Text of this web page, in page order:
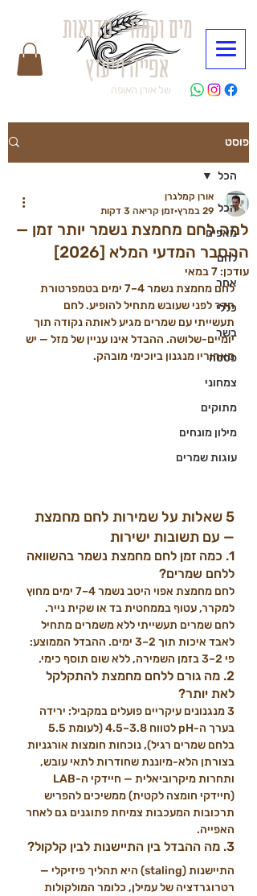
מים וקמח - סדנאות
אפייה וייעוץ
של אורן האופה
פוסט
הכל
מאפים
לחם
אחר
כללי
בשר
פסטה
צמחוני
מתוקים
מילון מונחים
עוגות שמרים
הכל
למה לחם מחמצת נשמר יותר זמן —
ההסבר המדעי המלא [2026]
אורן קמלגרן
29 במרץ
זמן קריאה 3 דקות
עודכן:7 במאי
לחם מחמצת נשמר 4–7 ימים בטמפרטורת
חדר לפני שעובש מתחיל להופיע. לחם
תעשייתי עם שמרים מגיע לאותה נקודה תוך
יומיים-שלושה. ההבדל אינו עניין של מזל — יש
מאחוריו מנגנון ביוכימי מובהק.
5 שאלות על שמירות לחם מחמצת
— עם תשובות ישירות
1. כמה זמן לחם מחמצת נשמר בהשוואה
ללחם שמרים?
לחם מחמצת אפוי היטב נשמר 4–7 ימים מחוץ
למקרר, עטוף בממחטית בד או שקית נייר.
לחם שמרים תעשייתי ללא משמרים מתחיל
לאבד איכות תוך 2–3 ימים. ההבדל הממוצע:
פי 2–3 בזמן השמירה, ללא שום תוסף כימי.
2. מה גורם ללחם מחמצת להתקלקל
לאת יותר?
3 מנגנונים עיקריים פועלים במקביל: ירידה
בלחם שמרים רגיל), נוכחות חומצות אורגניות
בצורתן הלא-מיוננת שחודרות לתאי עובש,
(חיידקי חומצה לקטית) ממשיכים להפריש
תרכובות המעכבות צמיחת פתוגנים גם לאחר
האפייה.
3. מה ההבדל בין התיישנות לבין קלקול?
התיישנות (staling) היא תהליך פיזיקלי —
רטרוגרדציה של עמילן, כלומר המולקולות